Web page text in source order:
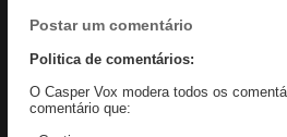
Postar um comentário
Politica de comentários:
O Casper Vox modera todos os
comentário que: